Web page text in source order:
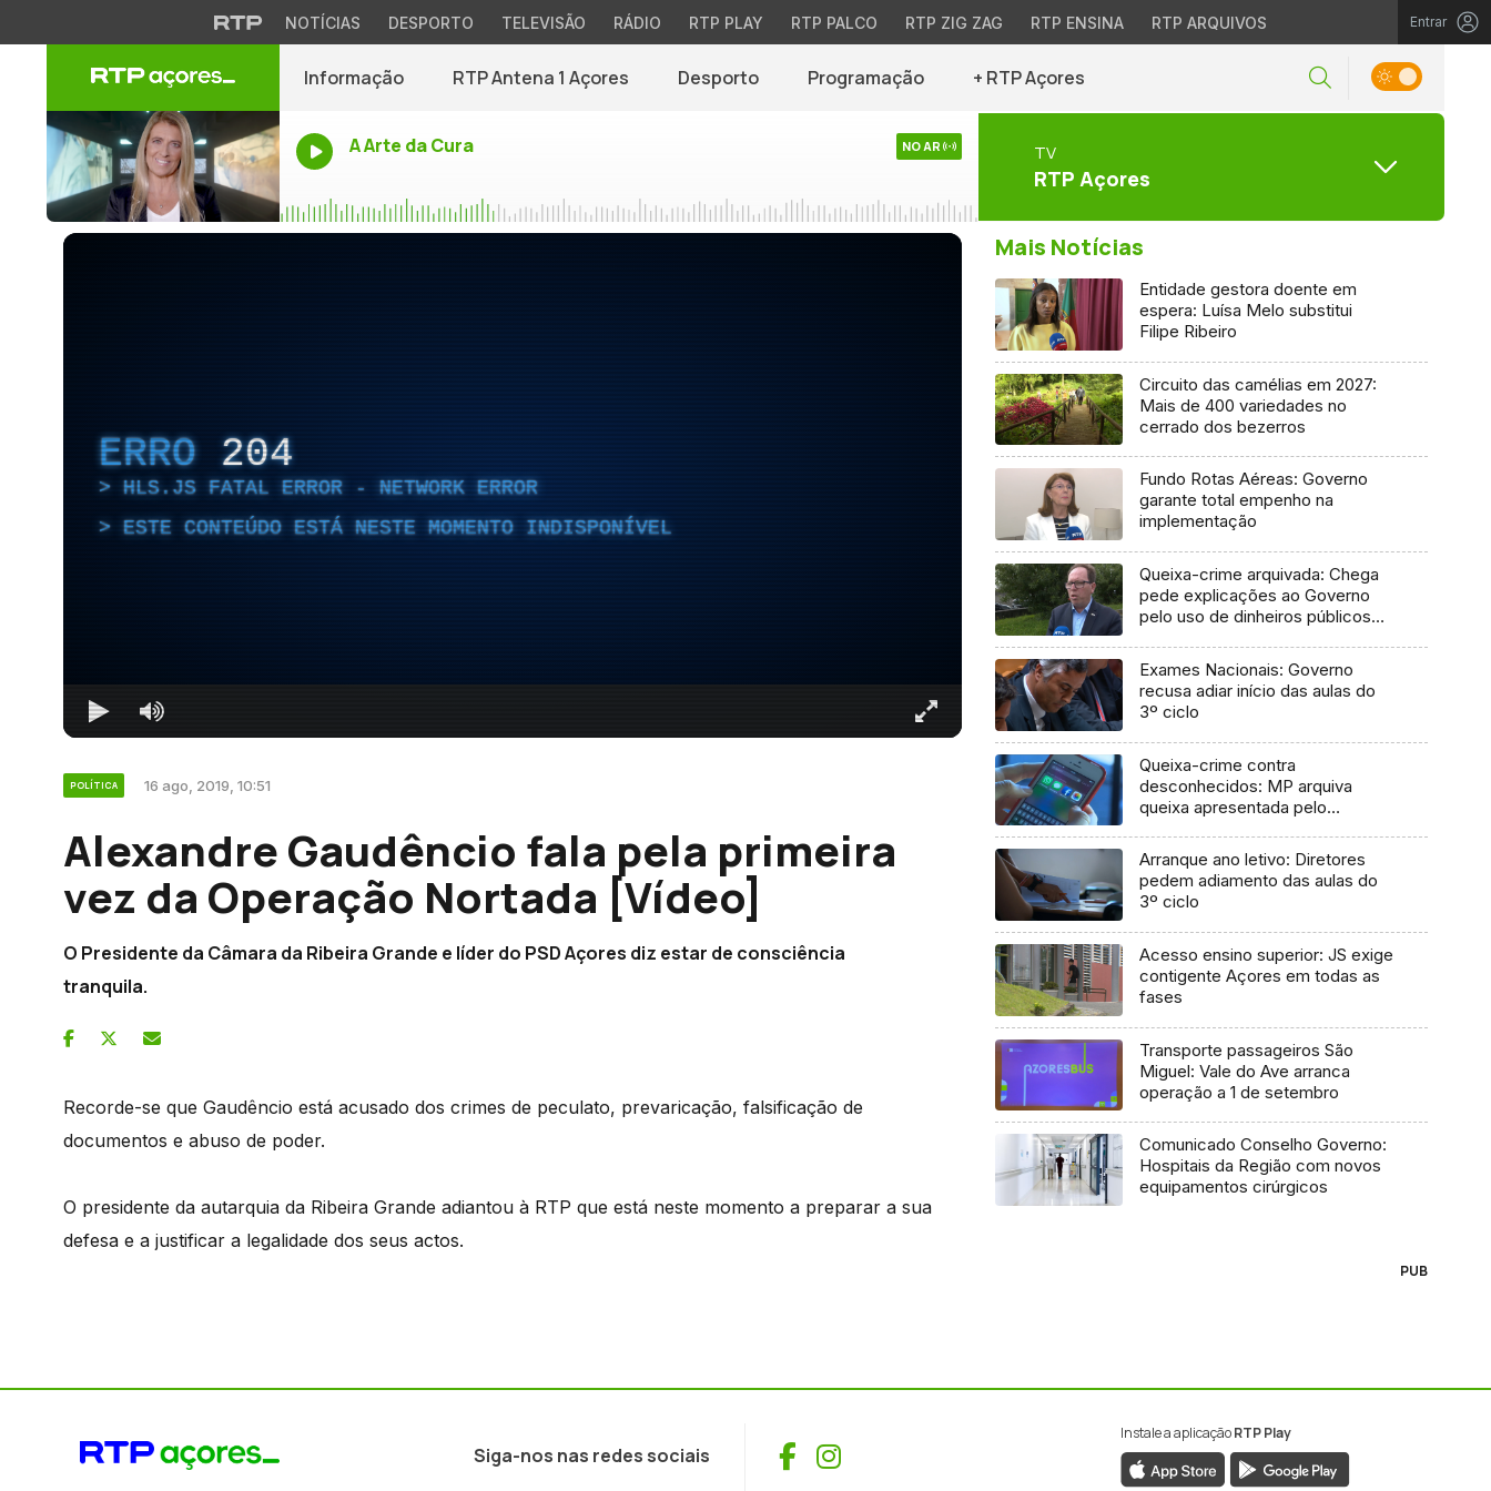
NOTÍCIAS DESPORTO TELEVISÃO RÁDIO RTP PLAY RTP PALCO RTP ZIG ZAG RTP ENSINA RTP ARQUIVOS Entrar
Informação RTP Antena 1 Açores Desporto Programação + RTP Açores
A Arte da Cura NO AR TV
RTP Açores
ERRO 204
HLS.JS FATAL ERROR - NETWORK ERROR
ESTE CONTEÚDO ESTÁ NESTE MOMENTO INDISPONÍVEL
POLÍTICA 16 ago, 2019, 10:51
Alexandre Gaudêncio fala pela primeira
vez da Operação Nortada [Vídeo]
O Presidente da Câmara da Ribeira Grande e líder do PSD Açores diz estar de consciência
tranquila.
Recorde-se que Gaudêncio está acusado dos crimes de peculato, prevaricação, falsificação de
documentos e abuso de poder.
O presidente da autarquia da Ribeira Grande adiantou à RTP que está neste momento a preparar a sua
defesa e a justificar a legalidade dos seus actos.
Mais Notícias
Entidade gestora doente em
espera: Luísa Melo substitui
Filipe Ribeiro
Circuito das camélias em 2027:
Mais de 400 variedades no
cerrado dos bezerros
Fundo Rotas Aéreas: Governo
garante total empenho na
implementação
Queixa-crime arquivada: Chega
pede explicações ao Governo
pelo uso de dinheiros públicos
Exames Nacionais: Governo
recusa adiar início das aulas do
3º ciclo
Queixa-crime contra
desconhecidos: MP arquiva
queixa apresentada pelo
Arranque ano letivo: Diretores
pedem adiamento das aulas do
3º ciclo
Acesso ensino superior: JS exige
contigente Açores em todas as
fases
Transporte passageiros São
Miguel: Vale do Ave arranca
operação a 1 de setembro
Comunicado Conselho Governo:
Hospitais da Região com novos
equipamentos cirúrgicos
PUB
Siga-nos nas redes sociais Facebook
Instagram
Instale a aplicaçãoRTP Play